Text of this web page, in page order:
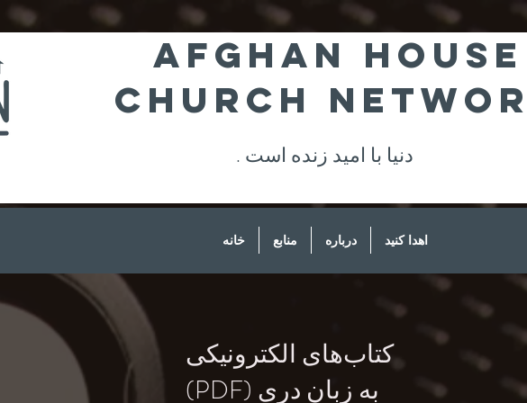
Afghan House
Church
. دنیا با امید زنده است
خانه منابع درباره اهدا کنید
کتاب‌های الکترونیکی
(PDF) به زبان دری